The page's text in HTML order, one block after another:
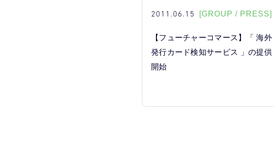
2011.06.15 [GROUP / PRESS]
【フューチャーコマース】「 海外
発行カード検知サービス 」の提供
開始